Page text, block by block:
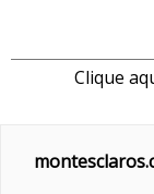
Clique